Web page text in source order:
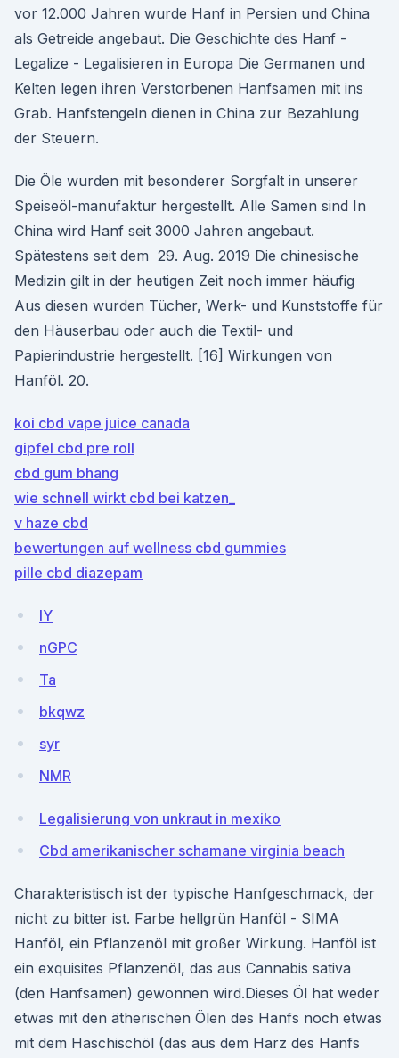
vor 12.000 Jahren wurde Hanf in Persien und China
als Getreide angebaut. Die Geschichte des Hanf -
Legalize - Legalisieren in Europa Die Germanen und
Kelten legen ihren Verstorbenen Hanfsamen mit ins
Grab. Hanfstengeln dienen in China zur Bezahlung
der Steuern.
Die Öle wurden mit besonderer Sorgfalt in unserer
Speiseöl-manufaktur hergestellt. Alle Samen sind In
China wird Hanf seit 3000 Jahren angebaut.
Spätestens seit dem 29. Aug. 2019 Die chinesische
Medizin gilt in der heutigen Zeit noch immer häufig
Aus diesen wurden Tücher, Werk- und Kunststoffe für
den Häuserbau oder auch die Textil- und
Papierindustrie hergestellt. [16] Wirkungen von
Hanföl. 20.
koi cbd vape juice canada
gipfel cbd pre roll
cbd gum bhang
wie schnell wirkt cbd bei katzen_
v haze cbd
bewertungen auf wellness cbd gummies
pille cbd diazepam
lY
nGPC
Ta
bkqwz
syr
NMR
Legalisierung von unkraut in mexiko
Cbd amerikanischer schamane virginia beach
Charakteristisch ist der typische Hanfgeschmack, der
nicht zu bitter ist. Farbe hellgrün Hanföl - SIMA
Hanföl, ein Pflanzenöl mit großer Wirkung. Hanföl ist
ein exquisites Pflanzenöl, das aus Cannabis sativa
(den Hanfsamen) gewonnen wird.Dieses Öl hat weder
etwas mit den ätherischen Ölen des Hanfs noch etwas
mit dem Haschischöl (das aus dem Harz des Hanfs